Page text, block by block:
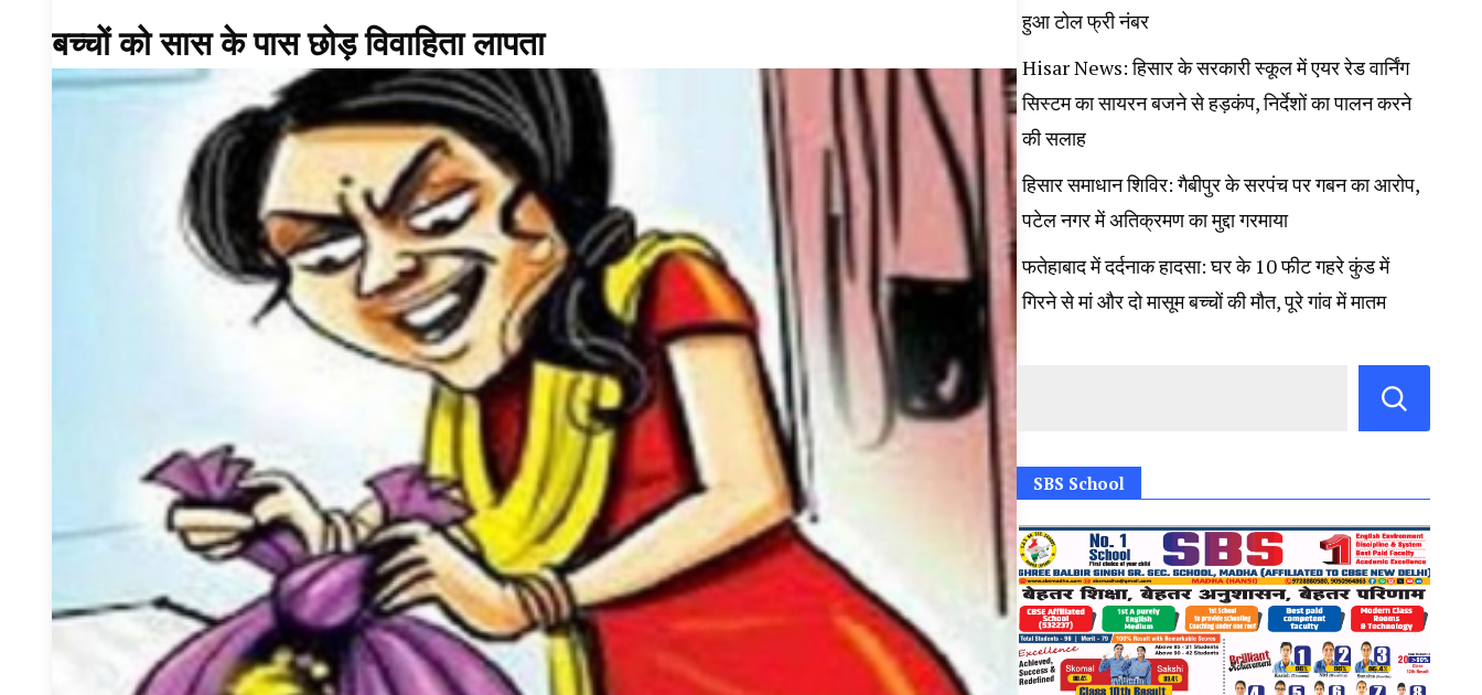
बच्चों को सास के पास छोड़ विवाहिता लापता
हुआ टोल फ्री नंबर
Hisar News: हिसार के सरकारी स्कूल में एयर रेड वार्निंग
सिस्टम का सायरन बजने से हड़कंप, निर्देशों का पालन करने
की सलाह
हिसार समाधान शिविर: गैबीपुर के सरपंच पर गबन का आरोप,
पटेल नगर में अतिक्रमण का मुद्दा गरमाया
फतेहाबाद में दर्दनाक हादसा: घर के 10 फीट गहरे कुंड में
गिरने से मां और दो मासूम बच्चों की मौत, पूरे गांव में मातम
SBS School